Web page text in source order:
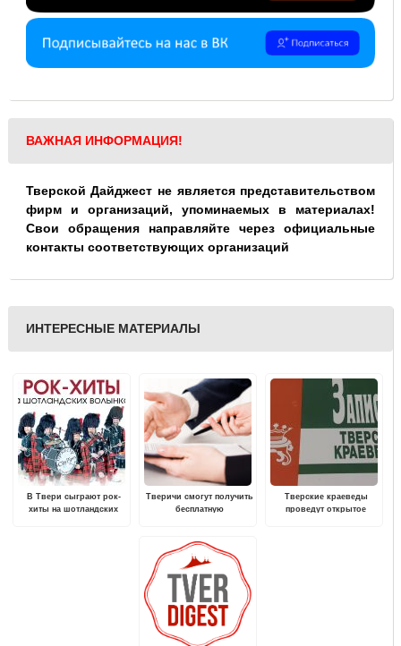
ВАЖНАЯ ИНФОРМАЦИЯ!
Тверской Дайджест не является представительством
фирм и организаций, упоминаемых в материалах!
Свои обращения направляйте через официальные
контакты соответствующих организаций
ИНТЕРЕСНЫЕ МАТЕРИАЛЫ
В Твери сыграют рок-
хиты на шотландских
Тверичи смогут получить
бесплатную
Тверские краеведы
проведут открытое